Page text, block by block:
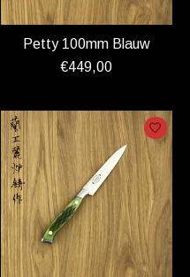
Petty 100mm Blauw
€449,00